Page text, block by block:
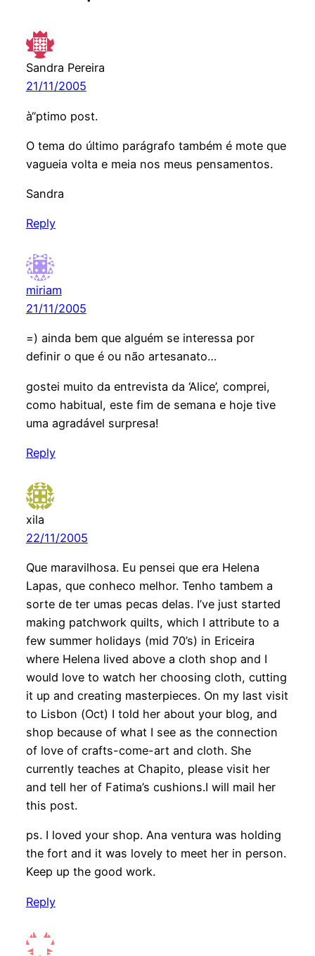
Sandra Pereira
21/11/2005
à“ptimo post.
O tema do último parágrafo também é mote que
vagueia volta e meia nos meus pensamentos.
Sandra
Reply
miriam
21/11/2005
=) ainda bem que alguém se interessa por
definir o que é ou não artesanato…
gostei muito da entrevista da ‘Alice’, comprei,
como habitual, este fim de semana e hoje tive
uma agradável surpresa!
Reply
xila
22/11/2005
Que maravilhosa. Eu pensei que era Helena
Lapas, que conheco melhor. Tenho tambem a
sorte de ter umas pecas delas. I’ve just started
making patchwork quilts, which I attribute to a
few summer holidays (mid 70’s) in Ericeira
where Helena lived above a cloth shop and I
would love to watch her choosing cloth, cutting
it up and creating masterpieces. On my last visit
to Lisbon (Oct) I told her about your blog, and
shop because of what I see as the connection
of love of crafts-come-art and cloth. She
currently teaches at Chapito, please visit her
and tell her of Fatima’s cushions.I will mail her
this post.
ps. I loved your shop. Ana ventura was holding
the fort and it was lovely to meet her in person.
Keep up the good work.
Reply